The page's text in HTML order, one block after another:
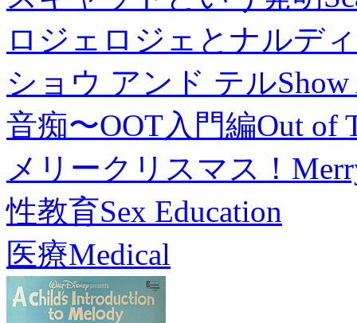
ロジェロジェとナルデ
ショウ アンド テル
音痴〜OOT入門編Out of
メリークリスマス！
性教育Sex Education
医療Medical